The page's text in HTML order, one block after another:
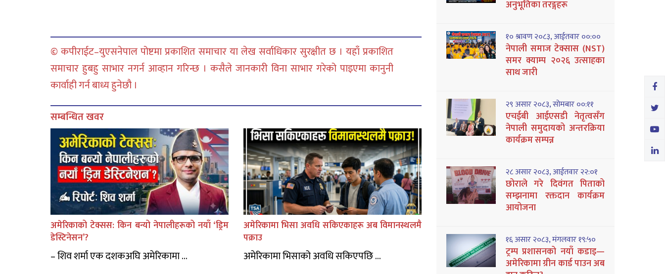
© कपीराईट–युएसनेपाल पोष्टमा प्रकाशित समाचार या लेख सर्वाधिकार सुरक्षीत छ । यहाँ प्रकाशित
समाचार हुबहु साभार नगर्न आव्हान गरिन्छ । कसैले जानकारी विना साभार गरेको पाइएमा कानुनी
कार्वाही गर्न बाध्य हुनेछौ ।
सम्बन्धित खवर
अमेरिकाको टेक्सस: किन बन्यो नेपालीहरूको नयाँ ‘ड्रिम
डेस्टिनेसन’?
– शिव शर्मा एक दशकअघि अमेरिकामा ...
अमेरिकामा भिसा अवधि सकिएकाहरू अब विमानस्थलमै
पक्राउ
अमेरिकामा भिसाको अवधि सकिएपछि ...
अनुभूतिका तरङ्गहरू
१० श्रावण २०८३, आईतवार ००:००
नेपाली समाज टेक्सास (NST)
समर क्याम्प २०२६ उत्साहका
साथ जारी
२९ असार २०८३, सोमबार ००:११
एचईबी आईएसडी नेतृत्वसँग
नेपाली समुदायको अन्तरक्रिया
कार्यक्रम सम्पन्न
२८ असार २०८३, आईतवार २२:०१
छोराले गरे दिवंगत पिताको
सम्झनामा रक्तदान कार्यक्रम
आयोजना
१६ असार २०८३, मंगलवार १९:५०
ट्रम्प प्रशासनको नयाँ कडाइ—
अमेरिकामा ग्रीन कार्ड पाउन अब